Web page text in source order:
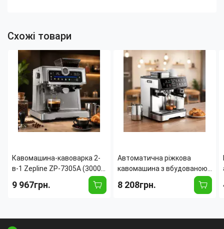
Схожі товари
Кавомашина-кавоварка 2-
в-1 Zepline ZP-7305A (3000
Вт, 20 барів) з вбудованою
кавомолкою, сенсорним
9 967грн.
Автоматична ріжкова
кавомашина з вбудованою
кавомолкою Zepline ZP-
6807 (1500 Вт, 20 барів, 2.6
8 208грн.